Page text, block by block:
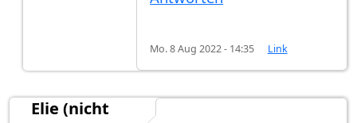
Mo. 8 Aug 2022 - 14:35 Link
Elie (nicht